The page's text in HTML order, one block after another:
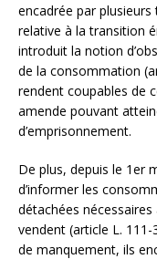
encadrée par
relative à la transition
introduit la notion
de la consommation
rendent coupables de
amende pouvant
d’emprisonnement.
De plus, depuis le 1er
d’informer les
détachées nécessaires
vendent (article L.
de manquement, ils